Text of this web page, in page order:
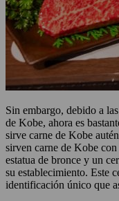
Sin embargo, debido a
de Kobe, ahora es
sirve carne de Kobe
sirven carne de Kobe
estatua de bronce y un
su establecimiento. Este
identificación único que